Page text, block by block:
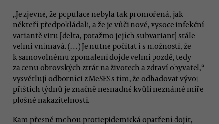
„Je zjevné, že populace nebyla tak promořená, jak
někteří předpokládali, a že je vůči nové, vysoce infekční
variantě viru [delta, potažmo jejích subvariant] stále
velmi vnímavá. (…) Je nutné počítat i s možností, že
k samovolnému zpomalení dojde velmi pozdě, tedy
za cenu obrovských ztrát na životech a zdraví obyvatel,“
vysvětlují odborníci z MeSES s tím, že odhadovat vývoj
příštích týdnů je značně nesnadné kvůli neznámé míře
plošné nakazitelnosti.
Kam přesně mohou protiepidemická opatření dojít,